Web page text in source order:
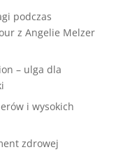
podczas
z Angelie Melzer
– ulga dla
i wysokich
zdrowej